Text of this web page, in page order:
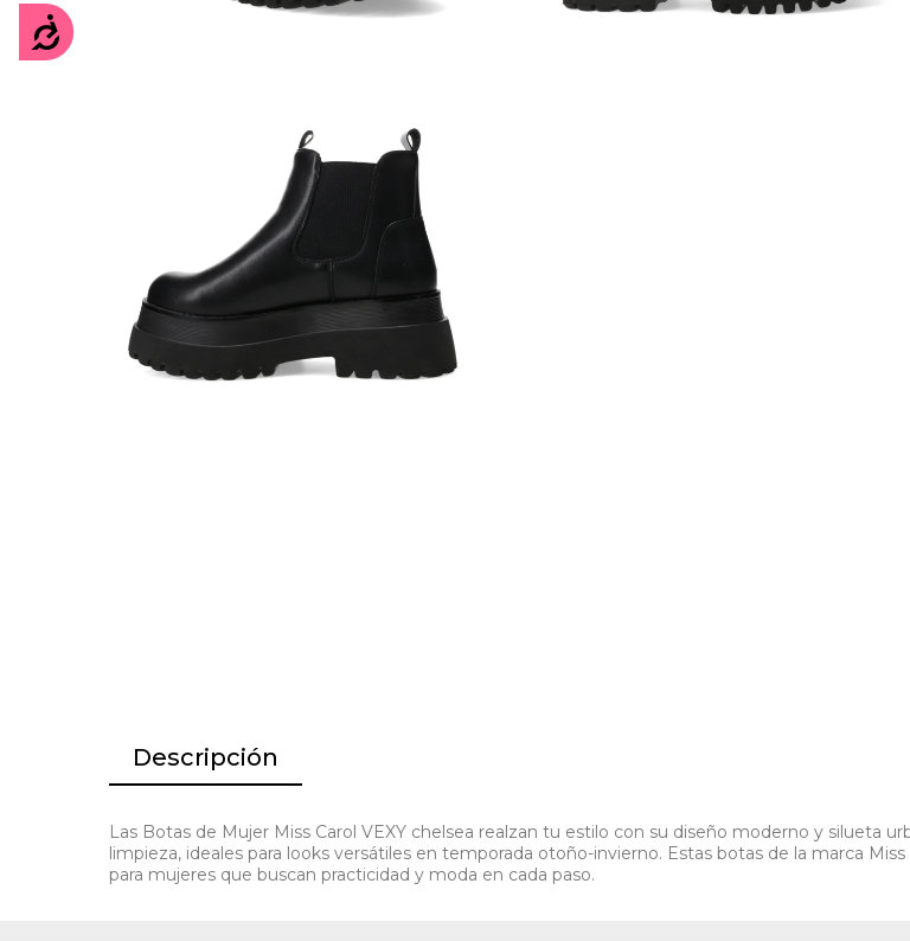
Accesibilidad
Descripción
Las Botas de Mujer Miss Carol VEXY chelsea realzan tu estilo con su diseño moderno y silueta
limpieza, ideales para looks versátiles en temporada otoño-invierno. Estas botas de la marca
para mujeres que buscan practicidad y moda en cada paso.